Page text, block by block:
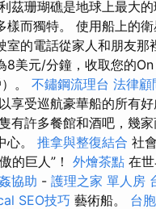
茲珊瑚礁是地球上最大的
樣而獨特。 使用船上的
室的電話從家人和朋友那
8美元/分鐘，收取您的On
。 不鏽鋼流理台 法律顧
享受巡航豪華船的所有好
有許多餐館和酒吧，幾
心。 推拿與整復結合 社
的巨人”！ 外燴茶點 在
協助 - 護理之家 單人房
SEO技巧 藝術船。 台